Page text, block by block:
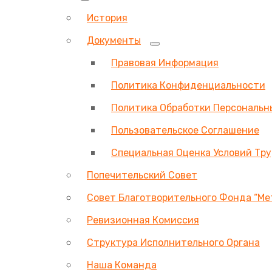
История
Документы
Правовая Информация
Политика Конфиденциальности
Политика Обработки
Пользовательское Соглашение
Специальная Оценка Условий
Попечительский Совет
Совет Благотворительного Фонда
Ревизионная Комиссия
Структура Исполнительного Органа
Наша Команда